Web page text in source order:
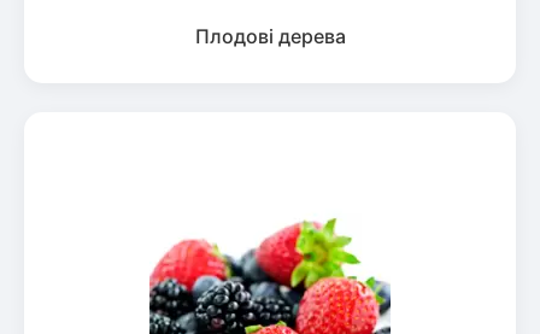
Плодові дерева